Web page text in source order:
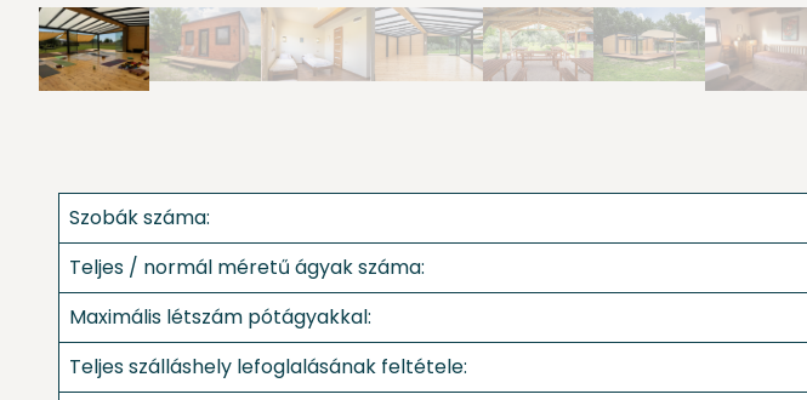
Szobák száma:
Teljes / normál méretű ágyak száma:
Maximális létszám pótágyakkal:
Teljes szálláshely lefoglalásának feltétele: